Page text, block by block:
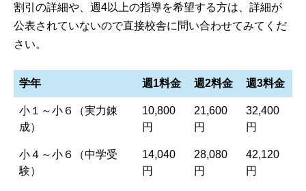
割引の詳細や、週4以上の指導を希望する方は、詳細が
公表されていないので直接校舎に問い合わせてみてくだ
さい。
学年 週1料金 週2料金 週3料金
小１～小６（実力錬
成）
10,800
円
21,600
円
32,400
円
小４～小６（中学受
験）
14,040
円
28,080
円
42,120
円